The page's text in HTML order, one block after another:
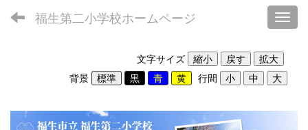
福生第二小学校ホームページ
文字サイズ
背景
行間